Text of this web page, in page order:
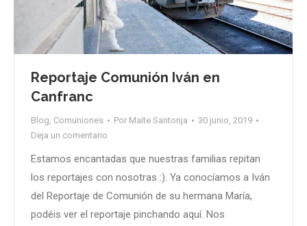
Reportaje Comunión Iván en
Canfranc
Blog, Comuniones Por Maite Santonja
30 junio, 2019
Deja un comentario
Estamos encantadas que nuestras familias repitan
los reportajes con nosotras :). Ya conocíamos a Iván
del Reportaje de Comunión de su hermana María,
podéis ver el reportaje pinchando aquí. Nos